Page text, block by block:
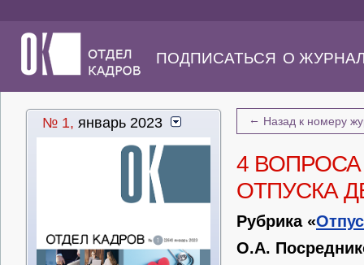
ПОДПИСАТЬСЯ О
№ 1, январь 2023 ← Назад к номеру
4
ОТПУСКА
Рубрика «
О.А.